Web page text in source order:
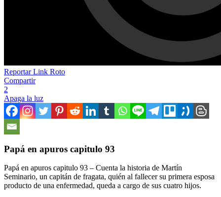
Reportar Link Roto
Compartir
2
Apaga la luz
Papá en apuros capitulo 93
Papá en apuros capitulo 93 – Cuenta la historia de Martín
Seminario, un capitán de fragata, quién al fallecer su primera esposa
producto de una enfermedad, queda a cargo de sus cuatro hijos.